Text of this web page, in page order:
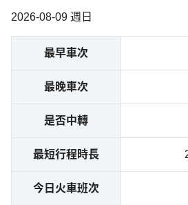
2026-08-09 週日
最早車次
最晚車次
是否中轉
最短行程時長
今日火車班次